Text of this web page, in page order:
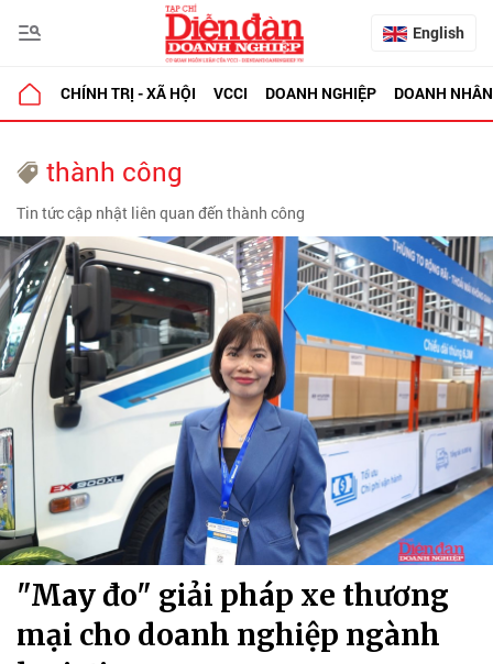
English
CHÍNH TRỊ - XÃ HỘI VCCI DOANH NGHIỆP DOANH NHÂN
thành công
Tin tức cập nhật liên quan đến thành công
"May đo" giải pháp xe thương
mại cho doanh nghiệp ngành